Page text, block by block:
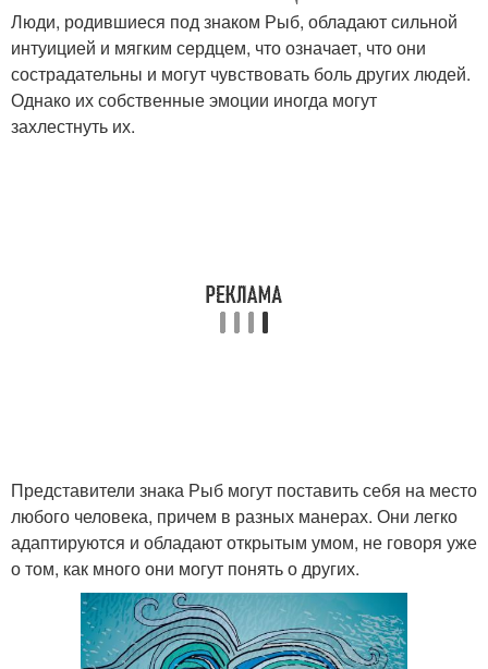
Люди, родившиеся под знаком Рыб, обладают сильной
интуицией и мягким сердцем, что означает, что они
сострадательны и могут чувствовать боль других людей.
Однако их собственные эмоции иногда могут
захлестнуть их.
Представители знака Рыб могут поставить себя на место
любого человека, причем в разных манерах. Они легко
адаптируются и обладают открытым умом, не говоря уже
о том, как много они могут понять о других.